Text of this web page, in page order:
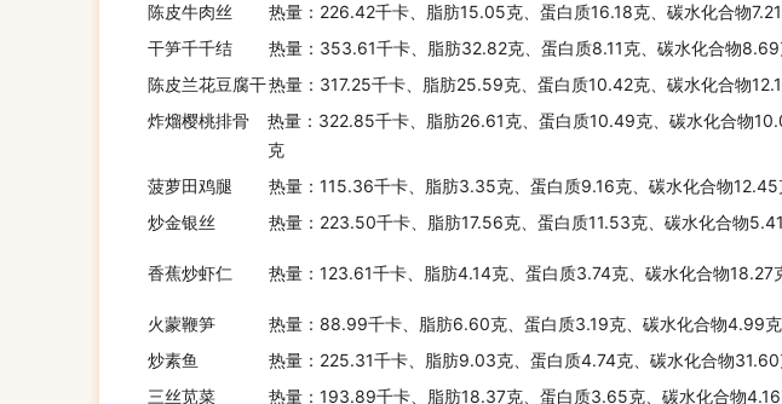
陈皮牛肉丝
热量：226.42千卡、脂肪15.05克、蛋白质16.18克、碳水化合物
干笋千千结
热量：353.61千卡、脂肪32.82克、蛋白质8.11克、碳水化合物
陈皮兰花豆腐干热量：317.25千卡、脂肪25.59克、蛋白质10.42克、碳水化合物
炸熘樱桃排骨
热量：322.85千卡、脂肪26.61克、蛋白质10.49克、碳水化合物
克
菠萝田鸡腿 热量：115.36千卡、脂肪3.35克、蛋白质9.16克、碳水化合物12.45
炒金银丝
热量：223.50千卡、脂肪17.56克、蛋白质11.53克、碳水化合物
香蕉炒虾仁 热量：123.61千卡、脂肪4.14克、蛋白质3.74克、碳水化合物18.27
火蒙鞭笋
热量：88.99千卡、脂肪6.60克、蛋白质3.19克、碳水化合物4.99克
炒素鱼
热量：225.31千卡、脂肪9.03克、蛋白质4.74克、碳水化合物
三丝苋菜
热量：193.89千卡、脂肪18.37克、蛋白质3.65克、碳水化合物